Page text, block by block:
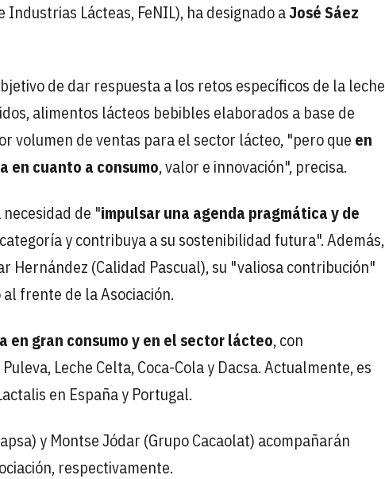
Lácteas, FeNIL), ha designado aJosé Sáez
de dar respuesta a los retos específicos de la leche
alimentos lácteos bebibles elaborados a base de
volumen de ventas para el sector lácteo, "pero que en
en cuanto a consumo, valor e innovación", precisa.
de "impulsar una agenda pragmática y de
y contribuya a su sostenibilidad futura". Además,
Hernández (Calidad Pascual), su "valiosa contribución"
frente de la Asociación.
en gran consumo y en el sector lácteo, con
Leche Celta, Coca-Cola y Dacsa. Actualmente, es
en España y Portugal.
y Montse Jódar (Grupo Cacaolat) acompañarán
respectivamente.